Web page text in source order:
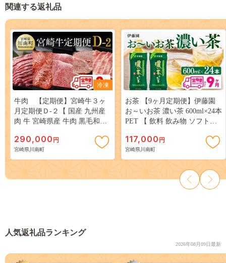
関連する返礼品
冷凍
牛肉 【定期便】宮崎牛３ヶ
月定期便Ｄ‐２【 国産 九州産
肉 牛 宮崎県産 牛肉 黒毛和牛
290,000 円
宮崎県川南町
お茶 【9ヶ月定期便】伊藤園
お～いお茶 濃い茶 600ml×24本
PET 【 飲料 飲み物 ソフトド
回 送料無料 】 [C07339t9]
117,000 円
宮崎県川南町
人気返礼品ランキング
2026年08月09日最新